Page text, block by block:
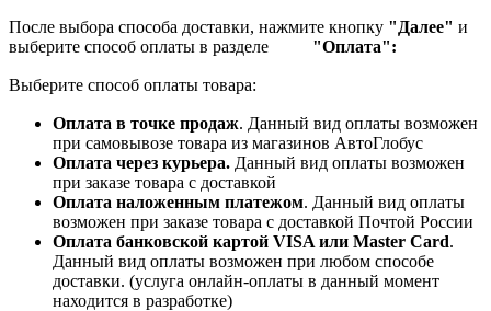
После выбора способа доставки, нажмите кнопку "Далее" и
выберите способ оплаты в разделе "Оплата":
Выберите способ оплаты товара:
Оплата в точке продаж. Данный вид оплаты возможен
при самовывозе товара из магазинов АвтоГлобус
Оплата через курьера. Данный вид оплаты возможен
при заказе товара с доставкой
Оплата наложенным платежом. Данный вид оплаты
возможен при заказе товара с доставкой Почтой России
Оплата банковской картой VISA или Master Card.
Данный вид оплаты возможен при любом способе
доставки. (услуга онлайн-оплаты в данный момент
находится в разработке)